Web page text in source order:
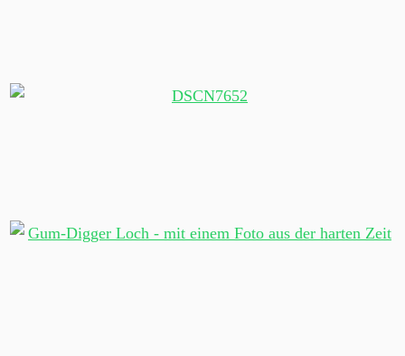
Das Versammlungshaus Te Whare Rūnanga
Das Bootshaus der Kriegskanus